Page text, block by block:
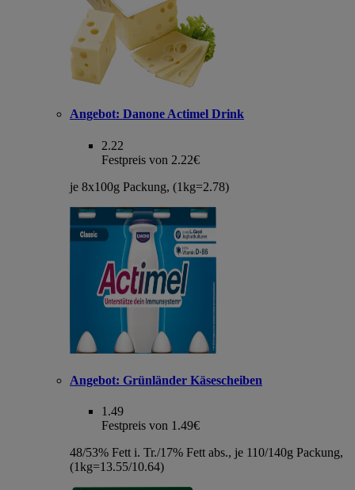
Angebot: Danone Actimel Drink
2.22
Festpreis von 2.22€
je 8x100g Packung, (1kg=2.78)
Angebot: Grünländer Käsescheiben
1.49
Festpreis von 1.49€
48/53% Fett i. Tr./17% Fett abs., je 110/140g Packung,
(1kg=13.55/10.64)